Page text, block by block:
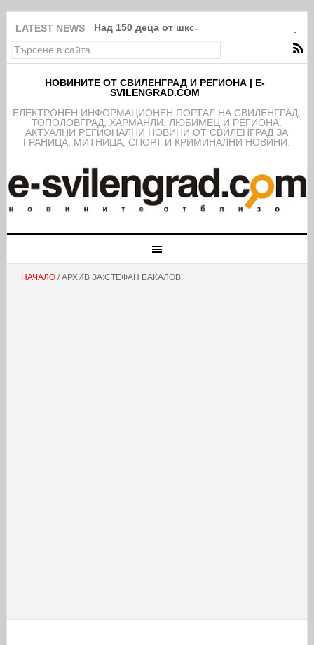
LATEST NEWS Над 150 деца от школата на ФК
НОВИНИТЕ ОТ СВИЛЕНГРАД И РЕГИОНА | E-
SVILENGRAD.COM
EЛЕКТРОНЕН ИНФОРМАЦИОНЕН ПОРТАЛ НА СВИЛЕНГРАД,
ТОПОЛОВГРАД, ХАРМАНЛИ, ЛЮБИМЕЦ И РЕГИОНА.
АКТУАЛНИ РЕГИОНАЛНИ НОВИНИ ОТ СВИЛЕНГРАД ЗА
ГРАНИЦА, МИТНИЦА, СПОРТ И КРИМИНАЛНИ НОВИНИ.
НАЧАЛО/ АРХИВ ЗА:СТЕФАН БАКАЛОВ